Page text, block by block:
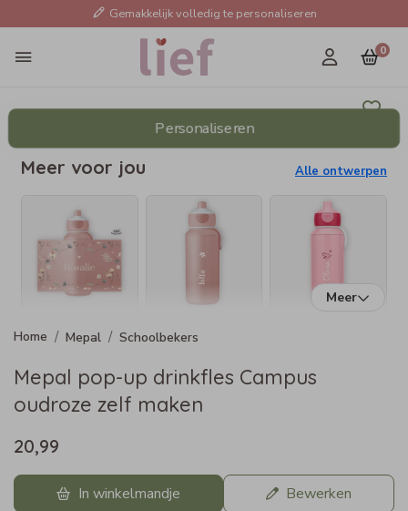
Gemakkelijk volledig te personaliseren
0
Personaliseren
Meer voor jou Alle ontwerpen
Meer
Mepal Schoolbekers
Mepal pop-up drinkfles Campus
oudroze zelf maken
20,99
In winkelmandje Bewerken